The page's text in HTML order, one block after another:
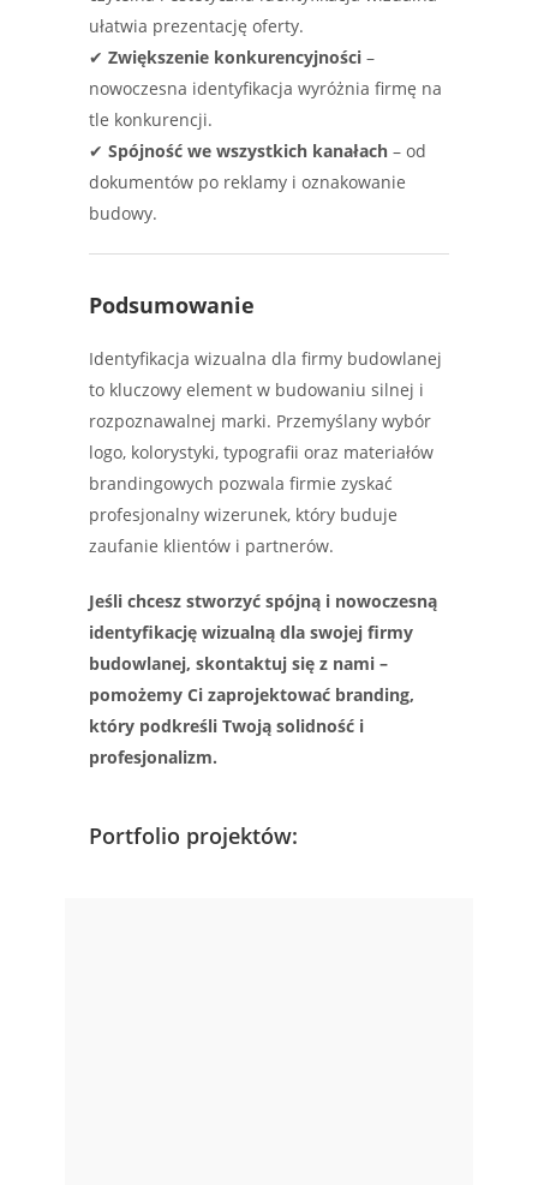
ułatwia prezentację oferty.
✔ Zwiększenie konkurencyjności –
nowoczesna identyfikacja wyróżnia firmę na
tle konkurencji.
✔ Spójność we wszystkich kanałach – od
dokumentów po reklamy i oznakowanie
budowy.
Podsumowanie
Identyfikacja wizualna dla firmy budowlanej
to kluczowy element w budowaniu silnej i
rozpoznawalnej marki. Przemyślany wybór
logo, kolorystyki, typografii oraz materiałów
brandingowych pozwala firmie zyskać
profesjonalny wizerunek, który buduje
zaufanie klientów i partnerów.
Jeśli chcesz stworzyć spójną i nowoczesną
identyfikację wizualną dla swojej firmy
budowlanej, skontaktuj się z nami –
pomożemy Ci zaprojektować branding,
który podkreśli Twoją solidność i
profesjonalizm.
Portfolio projektów: